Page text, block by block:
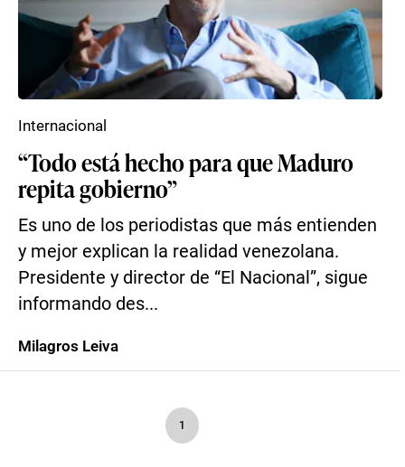
“Todo está hecho para que Maduro
repita gobierno”
Es uno de los periodistas que más entienden
y mejor explican la realidad venezolana.
Presidente y director de “El Nacional”, sigue
informando des...
Internacional
Milagros Leiva
1